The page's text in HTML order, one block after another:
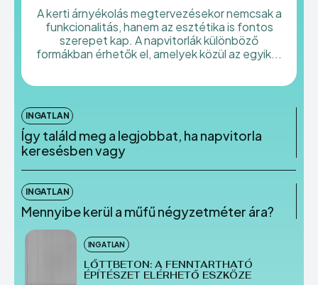
Szolgáltatás
Vállalkozás
Enter the depths of the
EchoVerse.
BELÉPÉS
INGATLAN
BELFÖLD
Szolgáltatás
Vállalkozás
Enter the depths of the
EchoVerse.
BELÉPÉS
INGATLAN
BELFÖLD
A kerti árnyékolás megtervezésekor nemcsak a
funkcionalitás, hanem az esztétika is fontos
szerepet kap. A napvitorlák különböző
formákban érhetők el, amelyek közül az egyik...
INGATLAN
Így találd meg a legjobbat, ha napvitorla
keresésben vagy
INGATLAN
Mennyibe kerül a műfű négyzetméter ára?
INGATLAN
LŐTTBETON: A FENNTARTHATÓ
ÉPÍTÉSZET ELÉRHETŐ ESZKÖZE